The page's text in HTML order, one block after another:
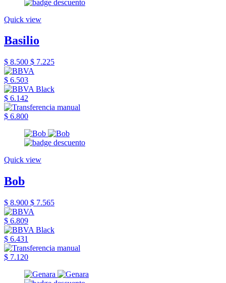
Quick view
Basilio
$ 8.500 $ 7.225
$ 6.503
$ 6.142
$ 6.800
Quick view
Bob
$ 8.900 $ 7.565
$ 6.809
$ 6.431
$ 7.120